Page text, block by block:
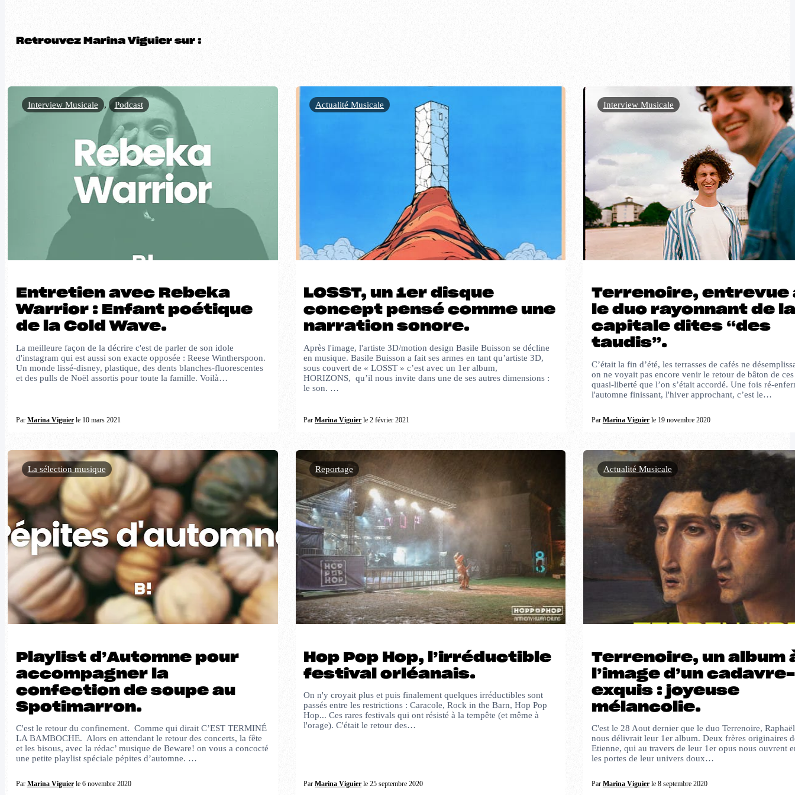
Retrouvez Marina Viguier sur :
Entretien avec Rebeka
Warrior : Enfant poétique
de la Cold Wave.
La meilleure façon de la décrire c'est de parler de son idole
d'instagram qui est aussi son exacte opposée : Reese Wintherspoon.
Un monde lissé-disney, plastique, des dents blanches-fluorescentes
et des pulls de Noël assortis pour toute la famille. Voilà…
Par Marina Viguierle 10 mars 2021
Interview Musicale , Podcast
LOSST, un 1er disque
concept pensé comme une
narration sonore.
Après l'image, l'artiste 3D/motion design Basile Buisson se décline
en musique. Basile Buisson a fait ses armes en tant qu’artiste 3D,
sous couvert de « LOSST » c’est avec un 1er album,
HORIZONS, qu’il nous invite dans une de ses autres dimensions :
le son. …
ParMarina Viguier le 2 février 2021
Actualité Musicale
Terrenoire, entrevue
le duo rayonnant de la
capitale dites “des
taudis”.
C’était la fin d’été, les terrasses de cafés ne
on ne voyait pas encore venir le retour de bâton de
quasi-liberté que l’on s’était accordé. Une fois ré-
l'automne finissant, l'hiver approchant, c’est le…
Par Marina Viguierle 19 novembre 2020
Interview Musicale
Playlist d’Automne pour
accompagner la
confection de soupe au
Spotimarron.
C'est le retour du confinement. Comme qui dirait C’EST TERMINÉ
LA BAMBOCHE. Alors en attendant le retour des concerts, la fête
et les bisous, avec la rédac’ musique de Beware! on vous a concocté
une petite playlist spéciale pépites d’automne. …
Par Marina Viguierle 6 novembre 2020
La sélection musique
Hop Pop Hop, l’irréductible
festival orléanais.
On n'y croyait plus et puis finalement quelques irréductibles sont
passés entre les restrictions : Caracole, Rock in the Barn, Hop Pop
Hop... Ces rares festivals qui ont résisté à la tempête (et même à
l'orage). C'était le retour des…
ParMarina Viguier le 25 septembre 2020
Reportage
Terrenoire, un album
l’image d’un cadavre-
exquis : joyeuse
mélancolie.
C'est le 28 Aout dernier que le duo Terrenoire,
nous délivrait leur 1er album. Deux frères originaires
Etienne, qui au travers de leur 1er opus nous ouvrent
les portes de leur univers doux…
Par Marina Viguierle 8 septembre 2020
Actualité Musicale